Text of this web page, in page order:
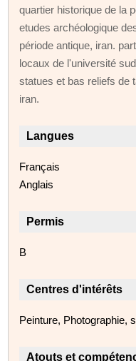
quartier historique de la
etudes archéologique
période antique, iran.
locaux de l'université
statues et bas reliefs de
iran.
Langues
Français
Anglais
Permis
B
Centres d'intérêts
Peinture, Photographie,
Atouts et